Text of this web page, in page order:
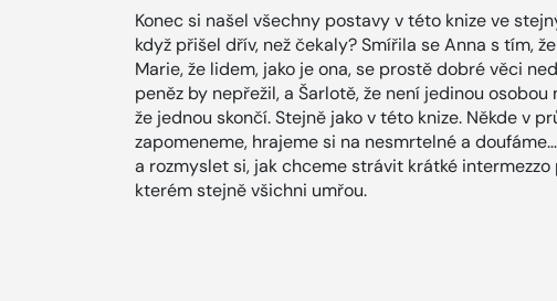
Konec si našel všechny postavy v této knize ve
když přišel dřív, než čekaly? Smířila se Anna s tím,
Marie, že lidem, jako je ona, se prostě dobré věci
peněz by nepřežil, a Šarlotě, že není jedinou
že jednou skončí. Stejně jako v této knize. Někde v
zapomeneme, hrajeme si na nesmrtelné a
a rozmyslet si, jak chceme strávit krátké
kterém stejně všichni umřou.